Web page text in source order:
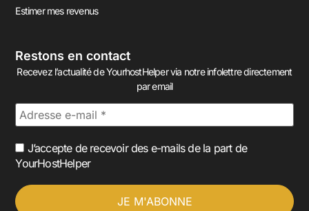
Estimer mes revenus
Restons en contact
Recevez l’actualité de YourhostHelper via notre infolettre directement
par email
J’accepte de recevoir des e-mails de la part de
YourHostHelper